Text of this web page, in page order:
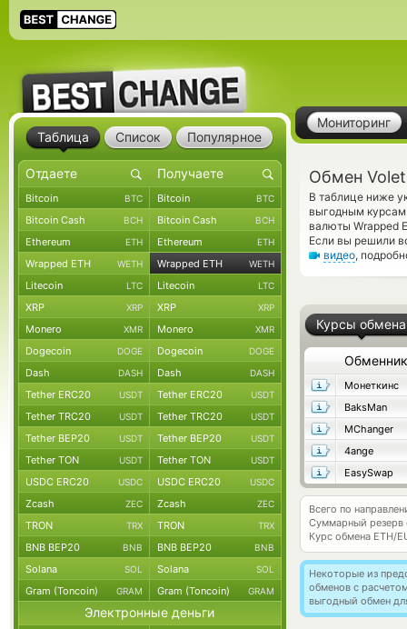
Мониторинг
Обмен Volet
В таблице ниже
выгодным курсам
валюты Wrapped
Если вы решили
видео,
Курсы обмена
Обменник
Монеткинс
BaksMan
MChanger
4ange
EasySwap
Всего по
Суммарный резерв
Курс обмена ETH/
Некоторые из
обменов с
выгодный обмен
Таблица Список Популярное
Bitcoin BTC Bitcoin BTC
Bitcoin Cash BCH Bitcoin Cash BCH
Ethereum ETH Ethereum ETH
Wrapped ETH WETH Wrapped ETH WETH
Litecoin LTC Litecoin LTC
XRP XRP XRP XRP
Monero XMR Monero XMR
Dogecoin DOGE Dogecoin DOGE
Dash DASH Dash DASH
Tether ERC20 USDT Tether ERC20 USDT
Tether TRC20 USDT Tether TRC20 USDT
Tether BEP20 USDT Tether BEP20 USDT
Tether TON USDT Tether TON USDT
USDC ERC20 USDC USDC ERC20 USDC
Zcash ZEC Zcash ZEC
TRON TRX TRON TRX
BNB BEP20 BNB BNB BEP20 BNB
Solana SOL Solana SOL
Gram (Toncoin) GRAM Gram (Toncoin) GRAM
Электронные деньги